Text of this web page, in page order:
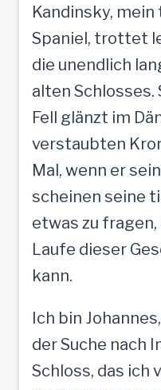
Kandinsky,
Spaniel, trottet
die unendlich
alten Schlosses.
Fell glänzt im
verstaubten
Mal, wenn er
scheinen seine
etwas zu
Laufe dieser
kann.
Ich bin
der Suche nach
Schloss, das ich